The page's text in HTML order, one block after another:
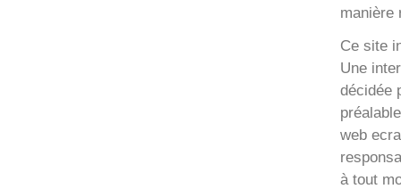
manière
Ce site
Une
décidée
web
à tout